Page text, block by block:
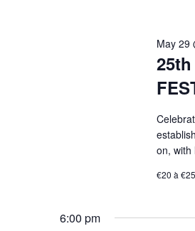
May 29
on,
€20 à €25
6:00 pm